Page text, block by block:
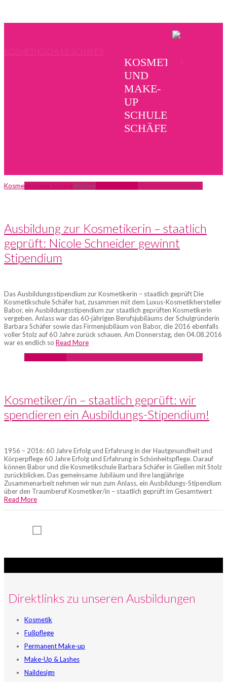
KOSMETIKSCHULE SCHÄFER
KOSMETIK
UND
MAKE-
UP
SCHULE
SCHÄFER
Kosmetikschule SchäferArchive
Ausbildung zur Kosmetikerin – staatlich
geprüft: Nicole Schneider gewinnt
Stipendium
Das Ausbildungsstipendium zur Kosmetikerin – staatlich geprüft Die
Kosmetikschule Schäfer hat, zusammen mit dem Luxus-Kosmetikhersteller
Babor, ein Ausbildungsstipendium zur staatlich geprüften Kosmetikerin
vergeben. Anlass war das 60-jährigen Berufsjubiläums der Schulgründerin
Barbara Schäfer sowie das Firmenjubiläum von Babor, die 2016 ebenfalls
voller Stolz auf 60 Jahre zurück schauen. Am Donnerstag, den 04.08.2016
war es endlich so Read More
Kosmetiker/in – staatlich geprüft: wir
spendieren ein Ausbildungs-Stipendium!
1956 – 2016: 60 Jahre Erfolg und Erfahrung in der Hautgesundheit und
Körperpflege 60 Jahre Erfolg und Erfahrung in Schönheitspflege. Darauf
können Babor und die Kosmetikschule Barbara Schäfer in Gießen mit Stolz
zurückblicken. Das gemeinsame Jubiläum und ihre langjährige
Zusammenarbeit nehmen wir nun zum Anlass, ein Ausbildungs-Stipendium
über den Traumberuf Kosmetiker/in – staatlich geprüft im Gesamtwert
Read More
Direktlinks zu unseren Ausbildungen
Kosmetik
Fußpflege
Permanent Make-up
Make-Up & Lashes
Naildesign